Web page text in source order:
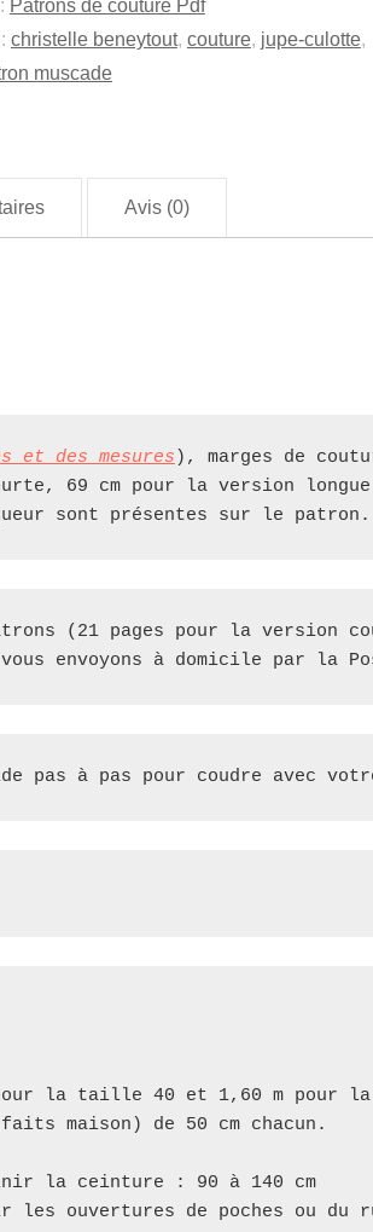
Patrons de couture Pdf
christelle beneytout, couture, jupe-culotte,
muscade
Avis (0)
et des mesures ), marges de
69 cm pour la version
sont présentes sur le patron.
(21 pages pour la version
pas à pas pour coudre avec
la taille 40 et 1,60 m pour
maison) de 50 cm chacun.
la ceinture : 90 à 140 cm
les ouvertures de poches ou du